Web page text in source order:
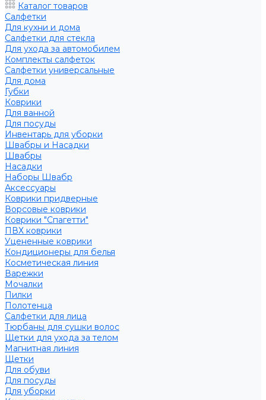
Каталог товаров
Салфетки
Для кухни и дома
Салфетки для стекла
Для ухода за автомобилем
Комплекты салфеток
Салфетки универсальные
Для дома
Губки
Коврики
Для ванной
Для посуды
Инвентарь для уборки
Швабры и Насадки
Швабры
Насадки
Наборы Швабр
Аксессуары
Коврики придверные
Ворсовые коврики
Коврики "Спагетти"
ПВХ коврики
Уцененные коврики
Кондиционеры для белья
Косметическая линия
Варежки
Мочалки
Пилки
Полотенца
Салфетки для лица
Тюрбаны для сушки волос
Щетки для ухода за телом
Магнитная линия
Щетки
Для обуви
Для посуды
Для уборки